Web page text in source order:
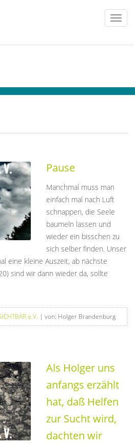
Pause
Manchmal muss man
einfach mal nach Luft
schnappen, die Seele
baumeln lassen und
wieder ein bisschen zu
sich selber finden. Unser
eine kleine Auszeit, ab nächste
sind wir dann wieder da, sollte
e.V. | von: Holger Brandenburg
Als Holger uns
anfangs erzählt
hat, daß Helfen
zur Sucht wird,
dachten wir